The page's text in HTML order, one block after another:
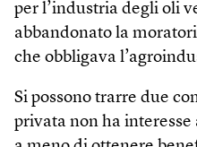
per l’industria degli oli
abbandonato la
che obbligava
Si possono trarre due
privata non ha interesse